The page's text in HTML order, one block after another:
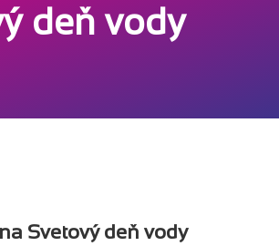
deň vody
Svetový deň vody